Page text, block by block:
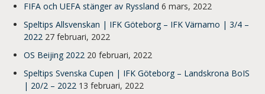
FIFA och UEFA stänger av Ryssland 6 mars, 2022
Speltips Allsvenskan | IFK Göteborg – IFK Värnamo | 3/4 –
2022 27 februari, 2022
OS Beijing 2022 20 februari, 2022
Speltips Svenska Cupen | IFK Göteborg – Landskrona BoIS
| 20/2 – 2022 13 februari, 2022